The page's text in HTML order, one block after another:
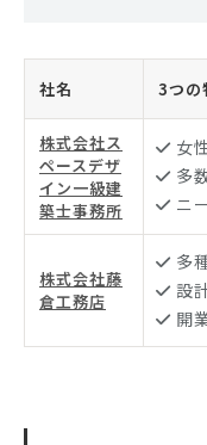
社名 3つの
株式会社ス
ペースデザ
イン一級建
築士事務所
女
多
ニ
株式会社藤
倉工務店
多
設
開